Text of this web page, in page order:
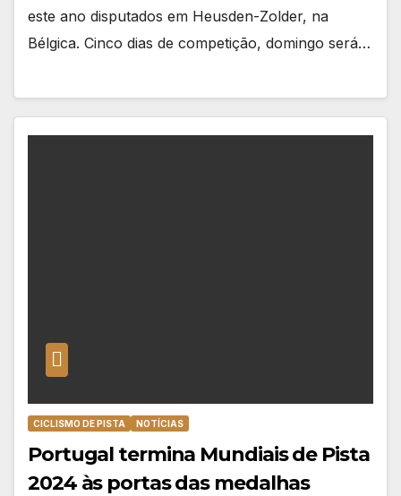
este ano disputados em Heusden-Zolder, na
Bélgica. Cinco dias de competição, domingo será…
CICLISMO DE PISTA NOTÍCIAS
Portugal termina Mundiais de Pista
2024 às portas das medalhas